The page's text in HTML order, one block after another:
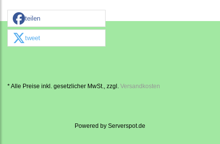
teilen
tweet
* Alle Preise inkl. gesetzlicher MwSt., zzgl. Versandkosten
Powered by Serverspot.de